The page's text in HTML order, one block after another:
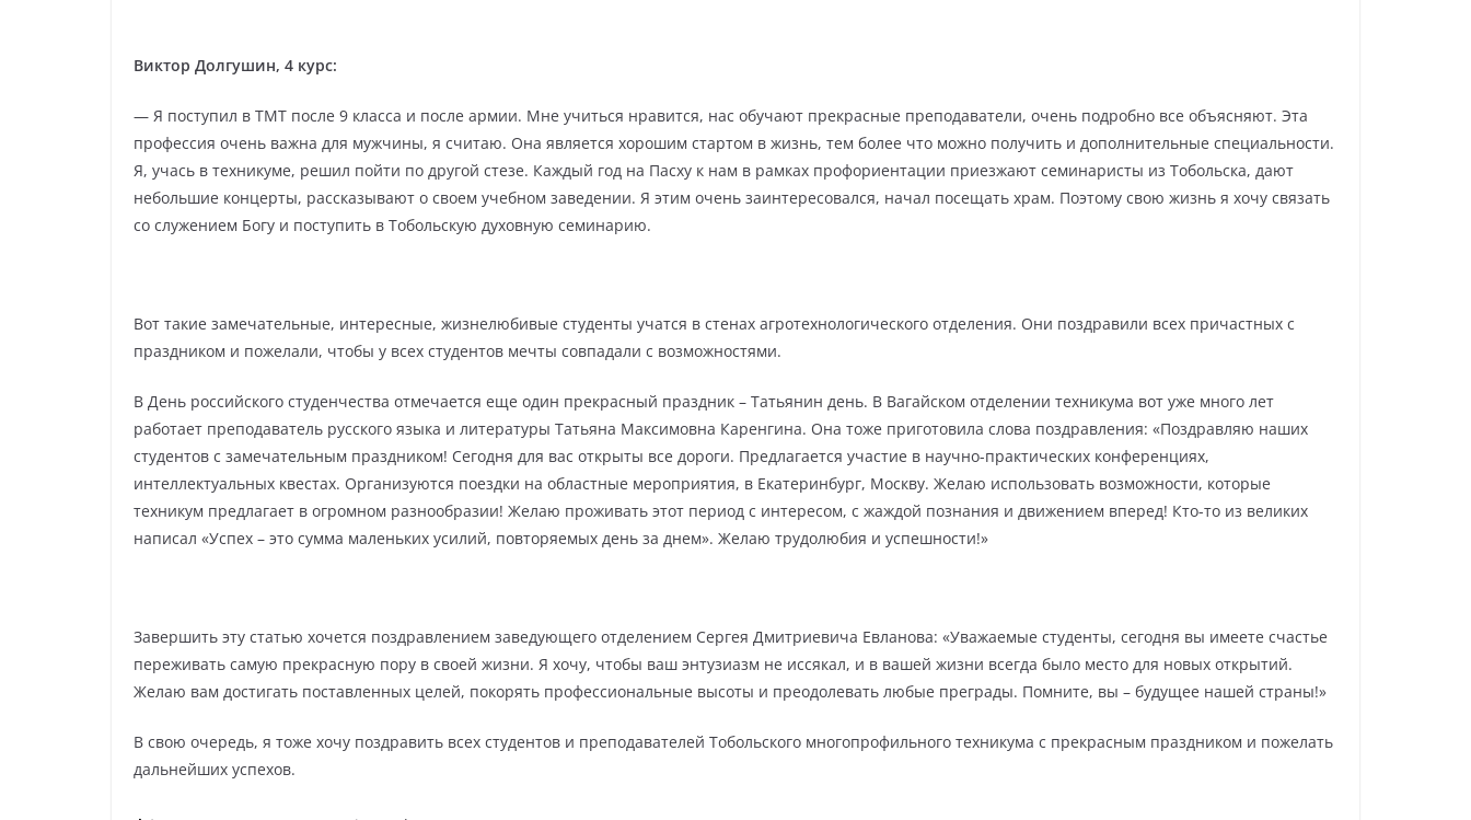
Виктор Долгушин, 4 курс:
— Я поступил в ТМТ после 9 класса и после армии. Мне учиться нравится, нас обучают прекрасные преподаватели, очень подробно все объясняют. Эта
профессия очень важна для мужчины, я считаю. Она является хорошим стартом в жизнь, тем более что можно получить и дополнительные специальности.
Я, учась в техникуме, решил пойти по другой стезе. Каждый год на Пасху к нам в рамках профориентации приезжают семинаристы из Тобольска, дают
небольшие концерты, рассказывают о своем учебном заведении. Я этим очень заинтересовался, начал посещать храм. Поэтому свою жизнь я хочу связать
со служением Богу и поступить в Тобольскую духовную семинарию.
Вот такие замечательные, интересные, жизнелюбивые студенты учатся в стенах агротехнологического отделения. Они поздравили всех причастных с
праздником и пожелали, чтобы у всех студентов мечты совпадали с возможностями.
В День российского студенчества отмечается еще один прекрасный праздник – Татьянин день. В Вагайском отделении техникума вот уже много лет
работает преподаватель русского языка и литературы Татьяна Максимовна Каренгина. Она тоже приготовила слова поздравления: «Поздравляю наших
студентов с замечательным праздником! Сегодня для вас открыты все дороги. Предлагается участие в научно-практических конференциях,
интеллектуальных квестах. Организуются поездки на областные мероприятия, в Екатеринбург, Москву. Желаю использовать возможности, которые
техникум предлагает в огромном разнообразии! Желаю проживать этот период с интересом, с жаждой познания и движением вперед! Кто-то из великих
написал «Успех – это сумма маленьких усилий, повторяемых день за днем». Желаю трудолюбия и успешности!»
Завершить эту статью хочется поздравлением заведующего отделением Сергея Дмитриевича Евланова: «Уважаемые студенты, сегодня вы имеете счастье
переживать самую прекрасную пору в своей жизни. Я хочу, чтобы ваш энтузиазм не иссякал, и в вашей жизни всегда было место для новых открытий.
Желаю вам достигать поставленных целей, покорять профессиональные высоты и преодолевать любые преграды. Помните, вы – будущее нашей страны!»
В свою очередь, я тоже хочу поздравить всех студентов и преподавателей Тобольского многопрофильного техникума с прекрасным праздником и пожелать
дальнейших успехов.